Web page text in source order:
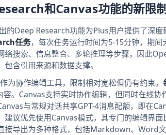
和Canvas功能的新限
的Deep Research功能为Plus用户提供了深度
任务，每次任务运行时间为5-15分钟，期
络搜索、信息整合、多轮推理等步骤，因此
包含引用来源和数据支撑。
为协作编辑工具，限制相对宽松但仍有约束。
容。Canvas支持实时协作编辑，但同时在线
与常规对话共享GPT-4消息配额，即在
建议优先使用Canvas模式，其专门的编辑界
接导出为多种格式，包括Markdown、Word文